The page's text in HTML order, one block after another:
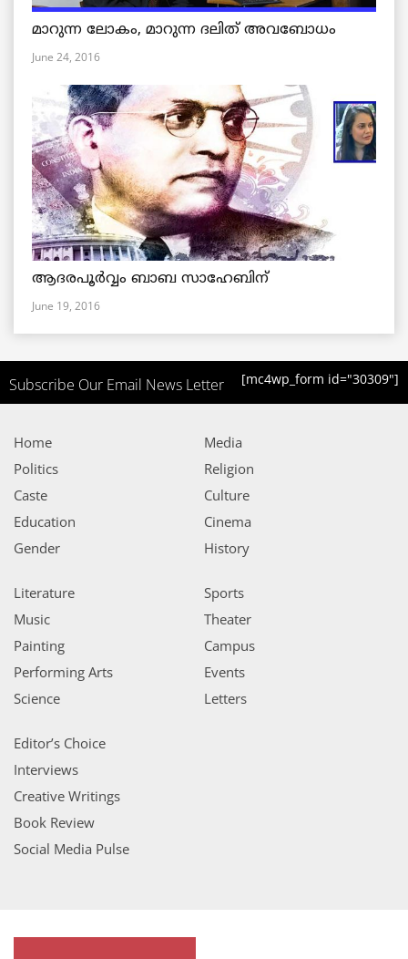
മാറുന്ന ലോകം, മാറുന്ന ദലിത് അവബോധം
June 24, 2016
ആദരപൂര്‍വ്വം ബാബ സാഹേബിന്
June 19, 2016
Subscribe Our Email News Letter [mc4wp_form id="30309"]
Home
Politics
Caste
Education
Gender
Media
Religion
Culture
Cinema
History
Literature
Music
Painting
Performing Arts
Science
Sports
Theater
Campus
Events
Letters
Editor’s Choice
Interviews
Creative Writings
Book Review
Social Media Pulse